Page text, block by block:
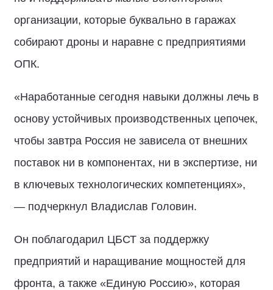
организации, которые буквально в гаражах
собирают дроны и наравне с предприятиями
ОПК.
«Наработанные сегодня навыки должны лечь в
основу устойчивых производственных цепочек,
чтобы завтра Россия не зависела от внешних
поставок ни в компонентах, ни в экспертизе, ни
в ключевых технологических компетенциях»,
— подчеркнул Владислав Головин.
Он поблагодарил ЦБСТ за поддержку
предприятий и наращивание мощностей для
фронта, а также «Единую Россию», которая